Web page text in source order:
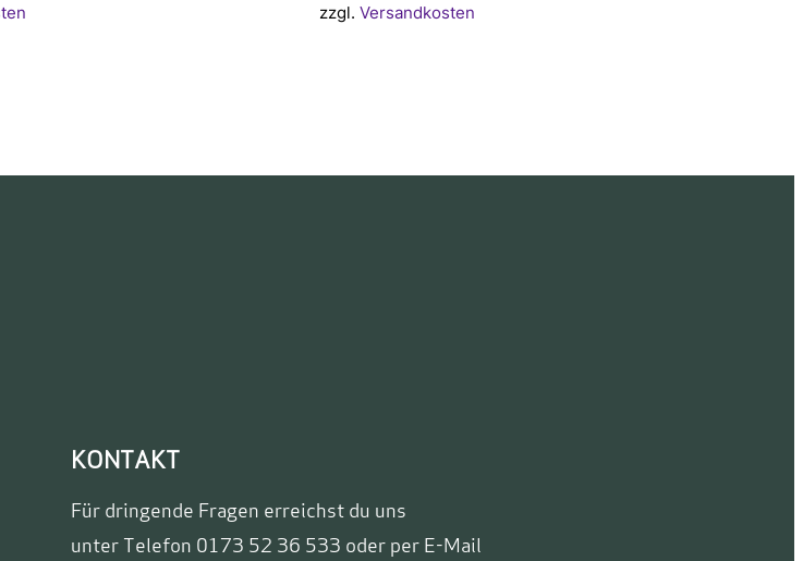
zzgl. Versandkosten
KONTAKT
Für dringende Fragen erreichst du uns
unter Telefon 0173 52 36 533 oder per E-Mail